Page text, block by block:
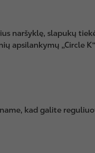
naršyklę, slapukų
apsilankymų „Circle
kad galite